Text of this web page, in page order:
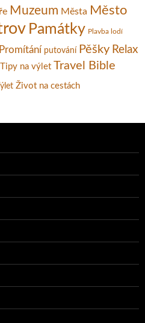
Muzeum Města Město
Památky Plavba lodí
Promítání putování Pěšky Relax
Tipy na výlet Travel Bible
Život na cestách